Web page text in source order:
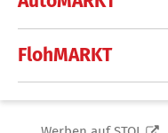
FlohMARKT